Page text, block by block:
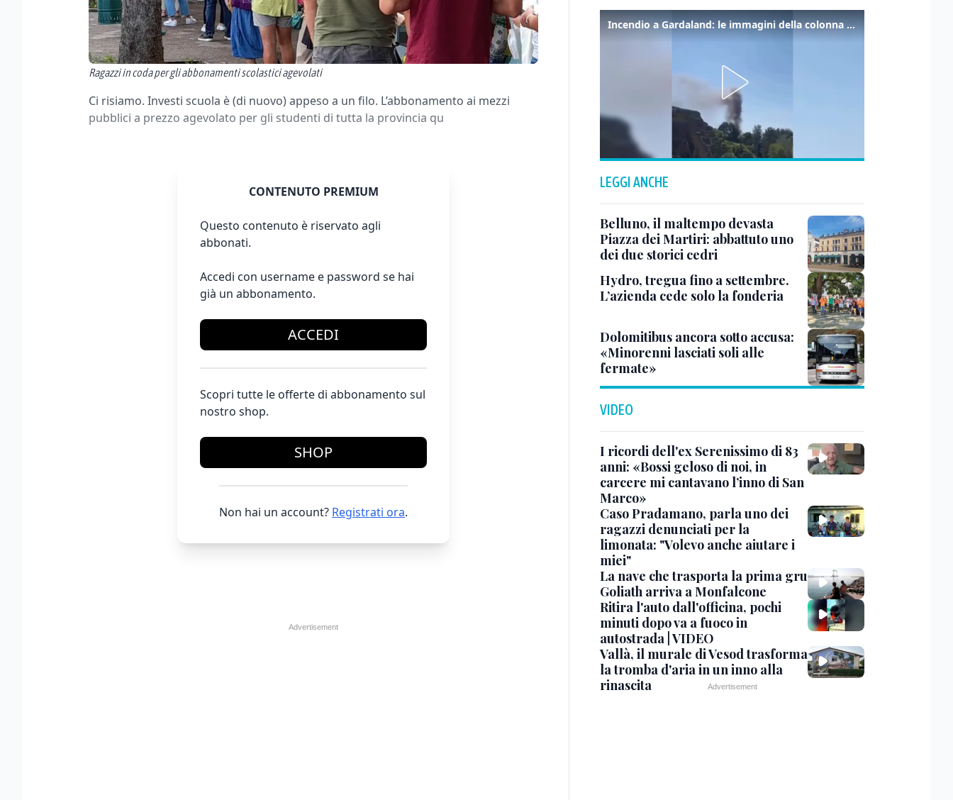
Ragazzi in coda per gli abbonamenti scolastici agevolati
Ci risiamo. Investi scuola è (di nuovo) appeso a un filo. L’abbonamento ai mezzi
pubblici a prezzo agevolato per gli studenti di tutta la provincia qu
CONTENUTO PREMIUM
Questo contenuto è riservato agli
abbonati.
Accedi con username e password se hai
già un abbonamento.
ACCEDI
Scopri tutte le offerte di abbonamento sul
nostro shop.
SHOP
Non hai un account? Registrati ora.
Incendio a Gardaland: le immagini della colonna di fumo
LEGGI ANCHE
Belluno, il maltempo devasta
Piazza dei Martiri: abbattuto uno
dei due storici cedri
Hydro, tregua fino a settembre.
L’azienda cede solo la fonderia
Dolomitibus ancora sotto accusa:
«Minorenni lasciati soli alle
fermate»
VIDEO
I ricordi dell'ex Serenissimo di 83
anni: «Bossi geloso di noi, in
carcere mi cantavano l’inno di San
Marco»
Caso Pradamano, parla uno dei
ragazzi denunciati per la
limonata: "Volevo anche aiutare i
miei"
La nave che trasporta la prima gru
Goliath arriva a Monfalcone
Ritira l'auto dall'officina, pochi
minuti dopo va a fuoco in
autostrada | VIDEO
Vallà, il murale di Vesod trasforma
la tromba d'aria in un inno alla
rinascita